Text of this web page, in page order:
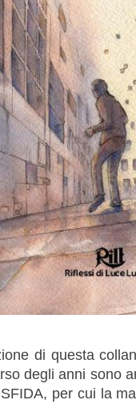
di questa
degli anni sono
per cui la